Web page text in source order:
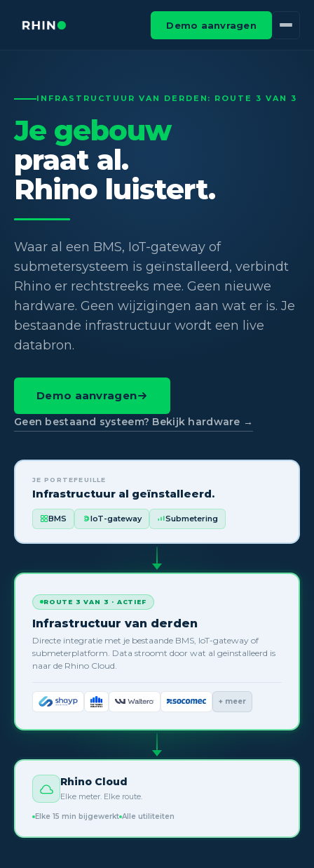
Demo aanvragen
INFRASTRUCTUUR VAN DERDEN: ROUTE 3 VAN 3
Je gebouw
praat al.
Rhino luistert.
Waar al een BMS, IoT-gateway of
submetersysteem is geïnstalleerd, verbindt
Rhino er rechtstreeks mee. Geen nieuwe
hardware. Geen wijzigingen aan wat er is. Je
bestaande infrastructuur wordt een live
databron.
Demo aanvragen
Geen bestaand systeem? Bekijk hardware →
JE PORTEFEUILLE
Infrastructuur al geïnstalleerd.
BMS IoT-gateway Submetering
ROUTE 3 VAN 3 · ACTIEF
Infrastructuur van derden
Directe integratie met je bestaande BMS, IoT-gateway of
submeterplatform. Data stroomt door wat al geïnstalleerd is
naar de Rhino Cloud.
+ meer
Rhino Cloud
Elke meter. Elke route.
Elke 15 min bijgewerkt Alle utiliteiten